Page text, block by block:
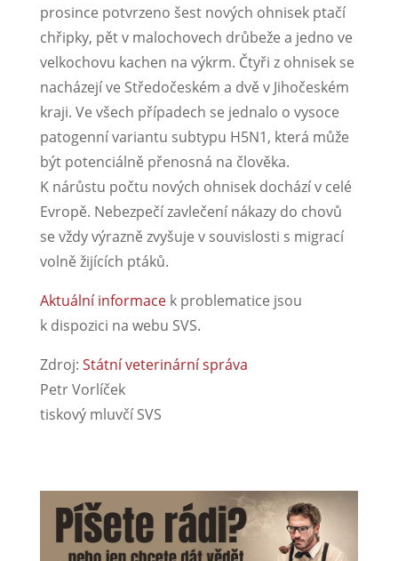
prosince potvrzeno šest nových ohnisek ptačí
chřipky, pět v malochovech drůbeže a jedno ve
velkochovu kachen na výkrm. Čtyři z ohnisek se
nacházejí ve Středočeském a dvě v Jihočeském
kraji. Ve všech případech se jednalo o vysoce
patogenní variantu subtypu H5N1, která může
být potenciálně přenosná na člověka.
K nárůstu počtu nových ohnisek dochází v celé
Evropě. Nebezpečí zavlečení nákazy do chovů
se vždy výrazně zvyšuje v souvislosti s migrací
volně žijících ptáků.
Aktuální informacek problematice jsou
k dispozici na webu SVS.
Zdroj: Státní veterinární správa
Petr Vorlíček
tiskový mluvčí SVS